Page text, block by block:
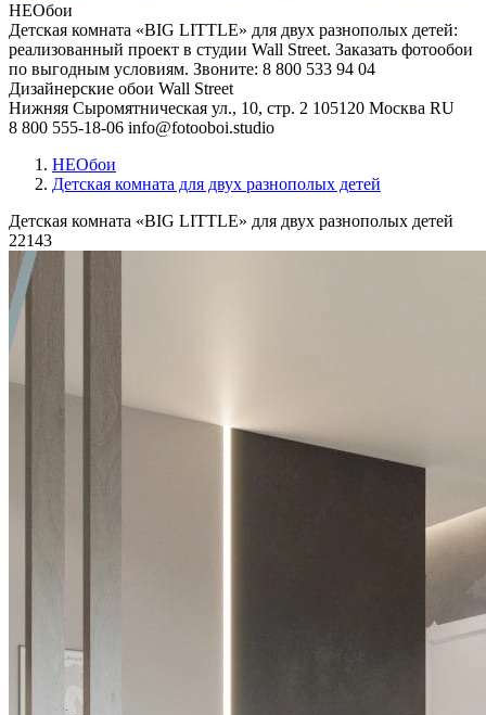
НЕОбои
Детская комната «BIG LITTLE» для двух разнополых детей:
реализованный проект в студии Wall Street. Заказать фотообои
по выгодным условиям. Звоните: 8 800 533 94 04
Дизайнерские обои Wall Street
Нижняя Сыромятническая ул., 10, стр. 2 105120 Москва RU
8 800 555-18-06 info@fotooboi.studio
НЕОбои
Детская комната для двух разнополых детей
Детская комната «BIG LITTLE» для двух разнополых детей
22143